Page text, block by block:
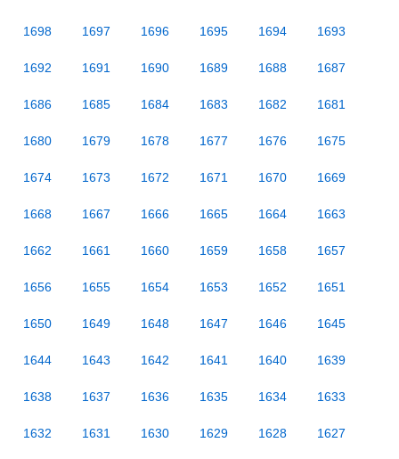
1698 1697 1696 1695 1694 1693
1692 1691 1690 1689 1688 1687
1686 1685 1684 1683 1682 1681
1680 1679 1678 1677 1676 1675
1674 1673 1672 1671 1670 1669
1668 1667 1666 1665 1664 1663
1662 1661 1660 1659 1658 1657
1656 1655 1654 1653 1652 1651
1650 1649 1648 1647 1646 1645
1644 1643 1642 1641 1640 1639
1638 1637 1636 1635 1634 1633
1632 1631 1630 1629 1628 1627